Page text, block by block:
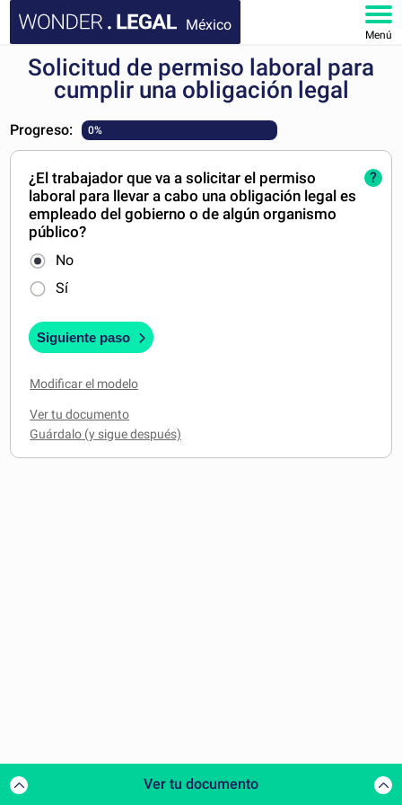
México
Menú
INICIO
MI CUENTA
Solicitud de permiso laboral para
cumplir una obligación legal
Progreso: 0%
¿El trabajador que va a solicitar el permiso
laboral para llevar a cabo una obligación legal es
empleado del gobierno o de algún organismo
público?
No
Sí
?
Siguiente paso
Modificar el modelo
Ver tu documento
Ver tu documento